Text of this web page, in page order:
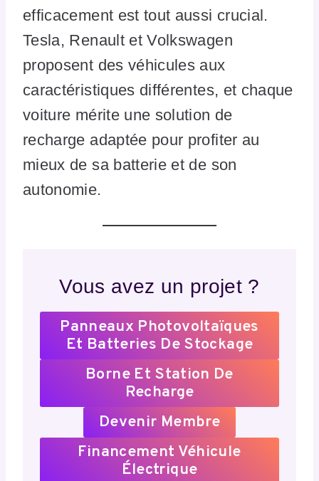
efficacement est tout aussi crucial.
Tesla, Renault et Volkswagen
proposent des véhicules aux
caractéristiques différentes, et chaque
voiture mérite une solution de
recharge adaptée pour profiter au
mieux de sa batterie et de son
autonomie.
Vous avez un projet ?
Panneaux Photovoltaïques
Et Batteries De Stockage
Borne Et Station De
Recharge
Devenir Membre
Financement Véhicule
Électrique